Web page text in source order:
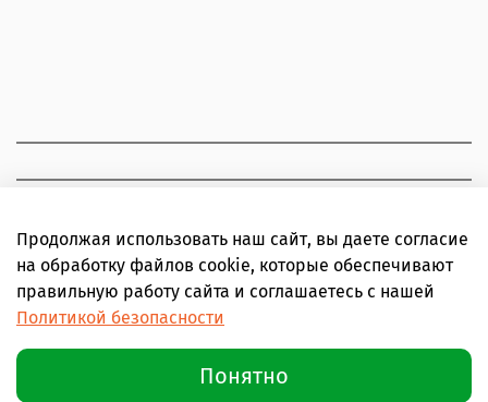
Продолжая использовать наш сайт, вы даете согласие
на обработку файлов cookie, которые обеспечивают
правильную работу сайта и соглашаетесь с нашей
Политикой безопасности
Понятно